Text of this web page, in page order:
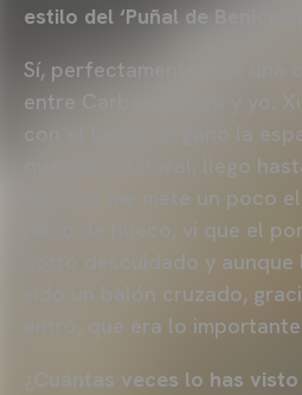
estilo del ‘Puñal de
Sí, perfectamente. Fue una
entre Carboni, Xisco y yo.
con el tacón, le gano la
que era el lateral, llego
Navarro me mete un poco
poco de hueco, vi que el
corto descuidado y
sido un balón cruzado,
entró, que era lo
¿Cuántas veces lo has